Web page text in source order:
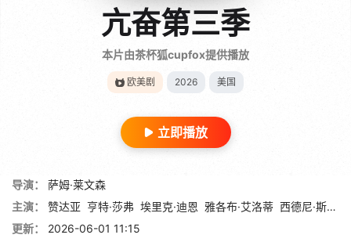
亢奋第三季
本片由茶杯狐cupfox提供播放
欧美剧 2026 美国
立即播放
导演：
萨姆·莱文森
主演：
赞达亚 亨特·莎弗 埃里克·迪恩 雅各布·艾洛蒂 西德尼·斯维尼
更新：
2026-06-01 11:15